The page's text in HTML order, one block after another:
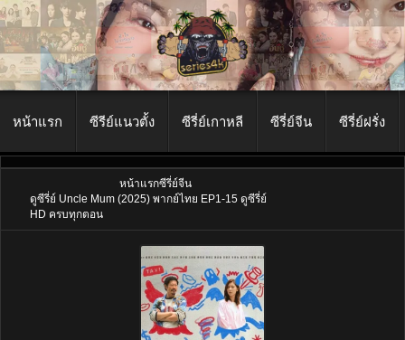
หน้าแรก ซีรีย์แนวตั้ง ซีรี่ย์เกาหลี ซีรี่ย์จีน ซีรี่ย์ฝรั่ง
หน้าแรกซีรี่ย์จีน
ดูซีรี่ย์ Uncle Mum (2025) พากย์ไทย EP1-15 ดูซีรี่ย์
HD ครบทุกตอน